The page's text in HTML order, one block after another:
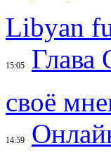
Libyan
15:05
Глава
своё
14:59